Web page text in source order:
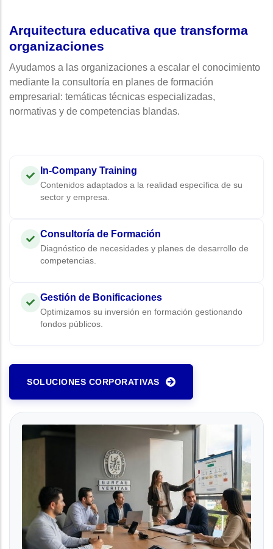
Arquitectura educativa que transforma
organizaciones
Ayudamos a las organizaciones a escalar el conocimiento
mediante la consultoría en planes de formación
empresarial: temáticas técnicas especializadas,
normativas y de competencias blandas.
In-Company Training
Contenidos adaptados a la realidad específica de su
sector y empresa.
Consultoría de Formación
Diagnóstico de necesidades y planes de desarrollo de
competencias.
Gestión de Bonificaciones
Optimizamos su inversión en formación gestionando
fondos públicos.
SOLUCIONES CORPORATIVAS